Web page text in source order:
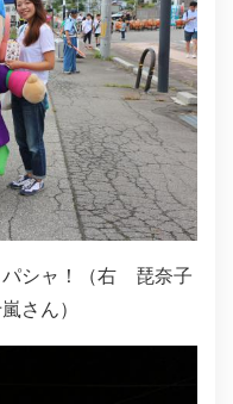
パシャ！（右 琵奈子
さん）